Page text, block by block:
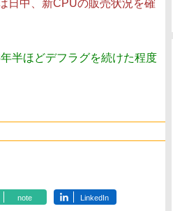
日中、新CPUの販売状況を確
半ほどデフラグを続けた程度
note LinkedIn